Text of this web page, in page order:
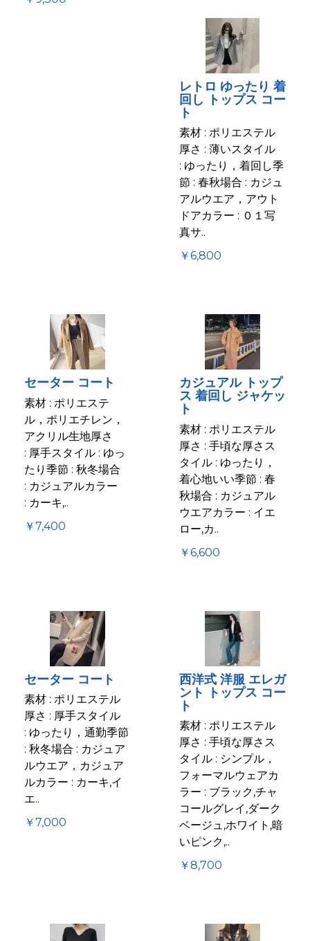
レトロ ゆったり 着
回し トップス コー
ト
素材 : ポリエステル
厚さ : 薄いスタイル
: ゆったり，着回し季
節 : 春秋場合 : カジュ
アルウエア，アウト
ドアカラー : ０１写
真サ..
￥6,800
セーター コート
素材 : ポリエステ
ル，ポリエチレン，
アクリル生地厚さ
: 厚手スタイル : ゆっ
たり季節 : 秋冬場合
: カジュアルカラー
: カーキ,..
￥7,400
カジュアル トップ
ス 着回し ジャケッ
ト
素材 : ポリエステル
厚さ : 手頃な厚さス
タイル : ゆったり，
着心地いい季節 : 春
秋場合 : カジュアル
ウエアカラー : イエ
ロー,カ..
￥6,600
セーター コート
素材 : ポリエステル
厚さ : 厚手スタイル
: ゆったり，通勤季節
: 秋冬場合 : カジュア
ルウエア，カジュア
ルカラー : カーキ,イ
エ..
￥7,000
西洋式 洋服 エレガ
ント トップス コー
ト
素材 : ポリエステル
厚さ : 手頃な厚さス
タイル : シンプル，
フォーマルウェアカ
ラー : ブラック,チャ
コールグレイ,ダーク
ベージュ,ホワイト,暗
いピンク,..
￥8,700